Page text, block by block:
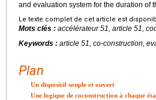
and evaluation system for the duration of
Le texte complet de cet article est
Mots clés : accélérateur 51, article 51,
Keywords : article 51, co-construction,
Plan
Un dispositif souple et ouvert
Une logique de coconstruction à chaque